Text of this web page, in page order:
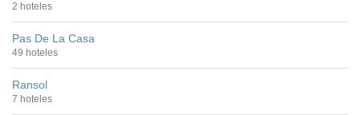
2 hoteles
Pas De La Casa
49 hoteles
Ransol
7 hoteles